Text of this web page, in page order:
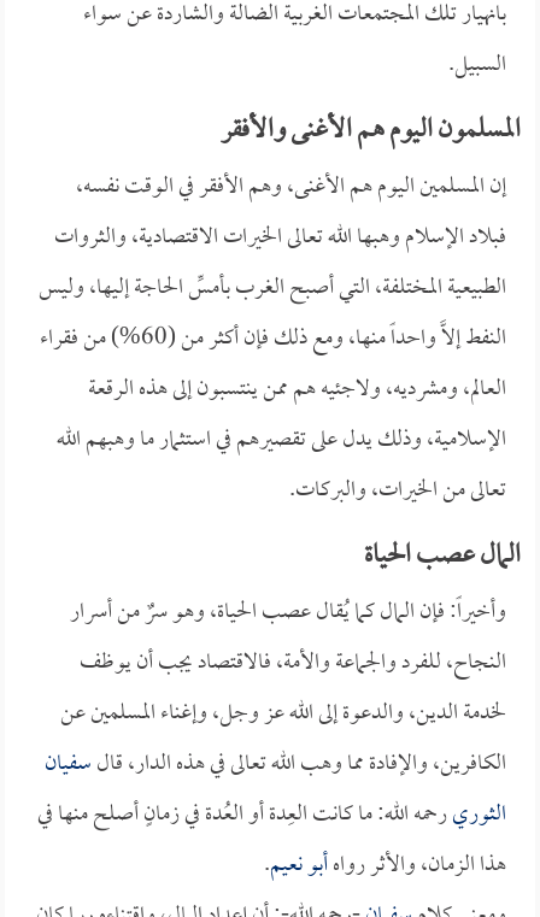
بانهيار تلك المجتمعات الغربية الضالة والشاردة عن سواء
السبيل.
المسلمون اليوم هم الأغنى والأفقر
إن المسلمين اليوم هم الأغنى، وهم الأفقر في الوقت نفسه،
فبلاد الإسلام وهبها الله تعالى الخيرات الاقتصادية، والثروات
الطبيعية المختلفة، التي أصبح الغرب بأمسِّ الحاجة إليها، وليس
النفط إلاَّ واحداً منها، ومع ذلك فإن أكثر من (60%) من فقراء
العالم، ومشرديه، ولاجئيه هم ممن ينتسبون إلى هذه الرقعة
الإسلامية، وذلك يدل على تقصيرهم في استثمار ما وهبهم الله
تعالى من الخيرات، والبركات.
المال عصب الحياة
وأخيراً: فإن المال كما يُقال عصب الحياة، وهو سرٌ من أسرار
النجاح، للفرد والجماعة والأمة، فالاقتصاد يجب أن يوظف
لخدمة الدين، والدعوة إلى الله عز وجل، وإغناء المسلمين عن
الكافرين، والإفادة مما وهب الله تعالى في هذه الدار، قالسفيان
الثوريرحمه الله: ما كانت العِدة أو العُدة في زمانٍ أصلح منها في
هذا الزمان، والأثر رواهأبو نعيم.